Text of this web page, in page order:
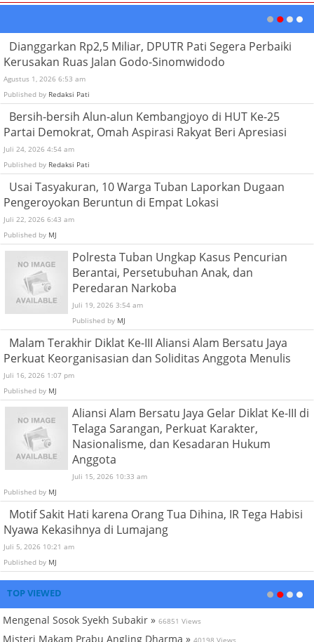
Dianggarkan Rp2,5 Miliar, DPUTR Pati Segera Perbaiki
Kerusakan Ruas Jalan Godo-Sinomwidodo
Agustus 1, 2026 6:53 am
Published by Redaksi Pati
Bersih-bersih Alun-alun Kembangjoyo di HUT Ke-25
Partai Demokrat, Omah Aspirasi Rakyat Beri Apresiasi
Juli 24, 2026 4:54 am
Published by Redaksi Pati
Usai Tasyakuran, 10 Warga Tuban Laporkan Dugaan
Pengeroyokan Beruntun di Empat Lokasi
Juli 22, 2026 6:43 am
Published by MJ
Polresta Tuban Ungkap Kasus Pencurian
Berantai, Persetubuhan Anak, dan
Peredaran Narkoba
Juli 19, 2026 3:54 am
Published by MJ
Malam Terakhir Diklat Ke-III Aliansi Alam Bersatu Jaya
Perkuat Keorganisasian dan Soliditas Anggota Menulis
Juli 16, 2026 1:07 pm
Published by MJ
Aliansi Alam Bersatu Jaya Gelar Diklat Ke-III di
Telaga Sarangan, Perkuat Karakter,
Nasionalisme, dan Kesadaran Hukum
Anggota
Juli 15, 2026 10:33 am
Published by MJ
Motif Sakit Hati karena Orang Tua Dihina, IR Tega Habisi
Nyawa Kekasihnya di Lumajang
Juli 5, 2026 10:21 am
Published by MJ
TOP VIEWED
Mengenal Sosok Syekh Subakir » 66851 Views
Misteri Makam Prabu Angling Dharma » 40198 Views